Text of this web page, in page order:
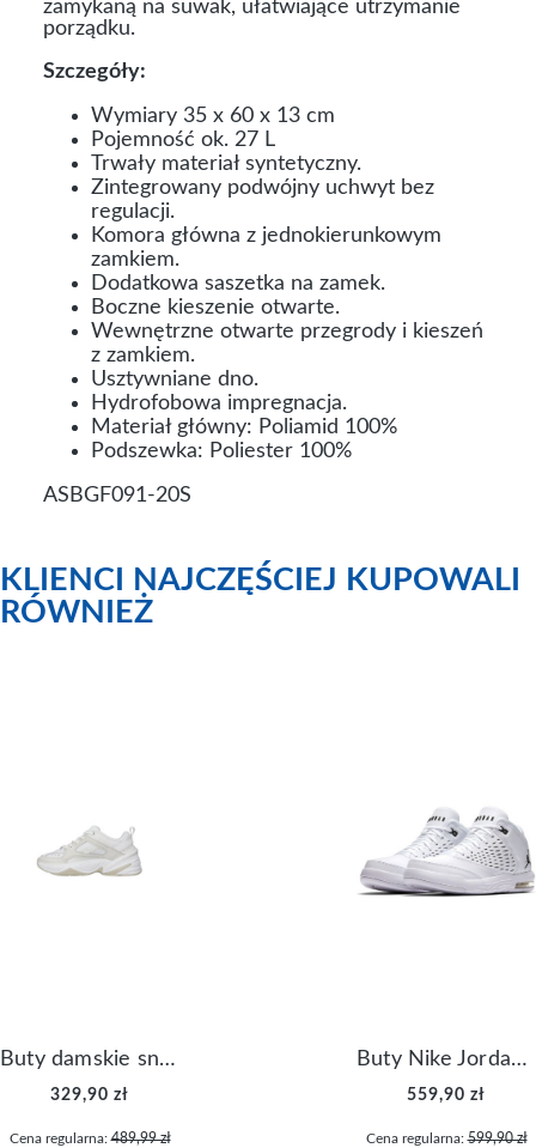
zamykaną na suwak, ułatwiające utrzymanie
porządku.
Szczegóły:
Wymiary 35 x 60 x 13 cm
Pojemność ok. 27 L
Trwały materiał syntetyczny.
Zintegrowany podwójny uchwyt bez
regulacji.
Komora główna z jednokierunkowym
zamkiem.
Dodatkowa saszetka na zamek.
Boczne kieszenie otwarte.
Wewnętrzne otwarte przegrody i kieszeń
z zamkiem.
Usztywniane dno.
Hydrofobowa impregnacja.
Materiał główny: Poliamid 100%
Podszewka: Poliester 100%
ASBGF091-20S
KLIENCI NAJCZĘŚCIEJ KUPOWALI
RÓWNIEŻ
Buty damskie sneakersy Nike M2K Tekno AO3108-006
329,90 zł
Cena regularna:489,99 zł
Buty Nike Jordan Flight Origin 4 921196-100
559,90 zł
Cena regularna:599,90 zł